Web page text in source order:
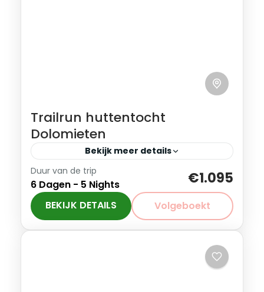
Trailrun huttentocht
Dolomieten
Bekijk meer details
Wil je mee met deze reis? stuur een
bericht. We checken dan of er nog
plaatst is in de berghutten, want deze is
beperkt! De...
Italië
Duur van de trip
6 Dagen - 5 Nights €1.095
BEKIJK DETAILS Volgeboekt